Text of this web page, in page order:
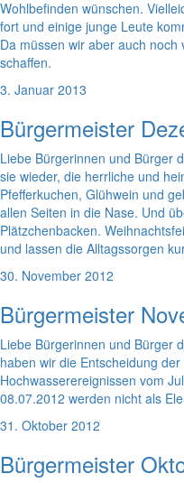
Wohlbefinden wünschen.
fort und einige junge Leute
Da müssen wir aber auch
schaffen.
3. Januar 2013
Bürgermeister
Liebe Bürgerinnen und Bürger
sie wieder, die herrliche und
Pfefferkuchen, Glühwein und
allen Seiten in die Nase. Und
Plätzchenbacken.
und lassen die Alltagssorgen
30. November 2012
Bürgermeister
Liebe Bürgerinnen und Bürger
haben wir die Entscheidung
Hochwasserereignissen vom
08.07.2012 werden nicht als
31. Oktober 2012
Bürgermeister